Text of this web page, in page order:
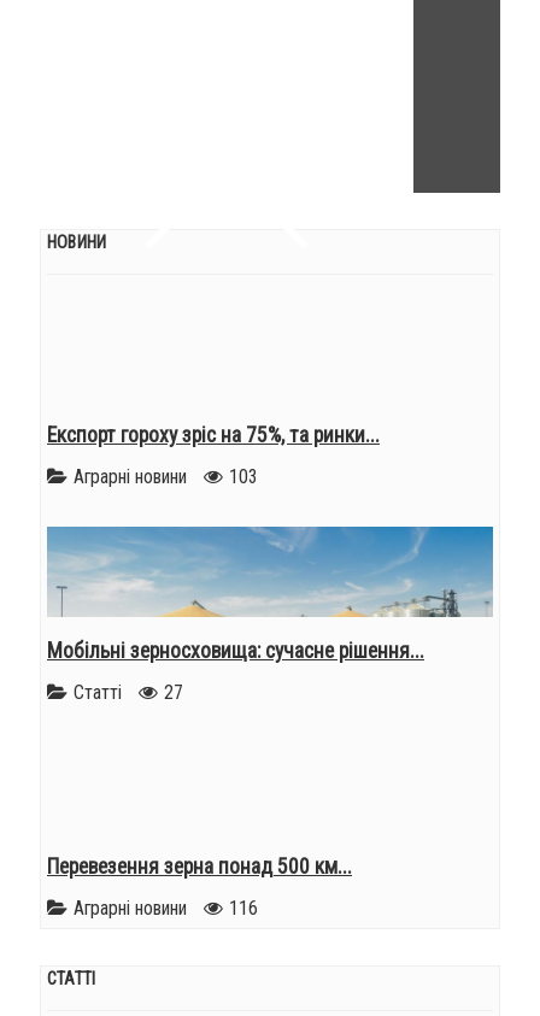
НОВИНИ
Експорт гороху зріс на 75%, та ринки...
Аграрні новини 103
Мобільні зерносховища: сучасне рішення...
Статті 27
Перевезення зерна понад 500 км...
Аграрні новини 116
СТАТТІ